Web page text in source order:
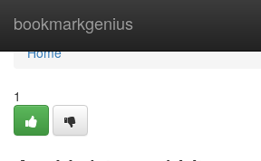
bookmarkgenius
Home
Home
1